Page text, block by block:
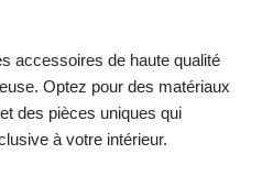
accessoires de haute qualité
Optez pour des matériaux
des pièces uniques qui
à votre intérieur.